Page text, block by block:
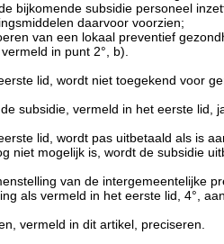
bijkomende subsidie personeel
daarvoor voorzien;
van een lokaal preventief
in punt 2°, b).
lid, wordt niet toegekend voor
subsidie, vermeld in het eerste lid,
lid, wordt pas uitbetaald als is
niet mogelijk is, wordt de subsidie
van de intergemeentelijke
als vermeld in het eerste lid, 4°,
vermeld in dit artikel, preciseren.